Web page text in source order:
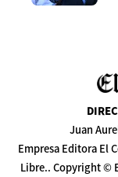
Juan
Empresa Editora El
Libre.. Copyright ©